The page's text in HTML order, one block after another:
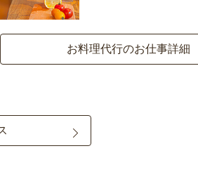
お料理代行のお仕事詳細